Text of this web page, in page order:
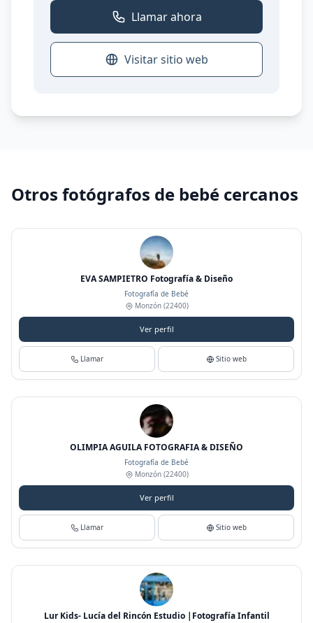
Llamar ahora
Visitar sitio web
Otros fotógrafos de bebé cercanos
EVA SAMPIETRO Fotografía & Diseño
Fotografía de Bebé
Monzón(22400)
Ver perfil
Llamar Sitio web
OLIMPIA AGUILA FOTOGRAFIA & DISEÑO
Fotografía de Bebé
Monzón(22400)
Ver perfil
Llamar Sitio web
Lur Kids- Lucía del Rincón Estudio |Fotografía Infantil